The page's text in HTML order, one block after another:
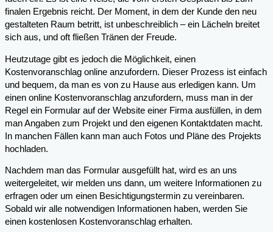
finalen Ergebnis reicht. Der Moment, in dem der Kunde den neu
gestalteten Raum betritt, ist unbeschreiblich – ein Lächeln breitet
sich aus, und oft fließen Tränen der Freude.
Heutzutage gibt es jedoch die Möglichkeit, einen
Kostenvoranschlag online anzufordern. Dieser Prozess ist einfach
und bequem, da man es von zu Hause aus erledigen kann. Um
einen online Kostenvoranschlag anzufordern, muss man in der
Regel ein Formular auf der Website einer Firma ausfüllen, in dem
man Angaben zum Projekt und den eigenen Kontaktdaten macht.
In manchen Fällen kann man auch Fotos und Pläne des Projekts
hochladen.
Nachdem man das Formular ausgefüllt hat, wird es an uns
weitergeleitet, wir melden uns dann, um weitere Informationen zu
erfragen oder um einen Besichtigungstermin zu vereinbaren.
Sobald wir alle notwendigen Informationen haben, werden Sie
einen kostenlosen Kostenvoranschlag erhalten.